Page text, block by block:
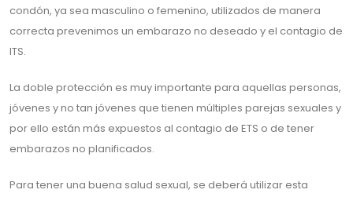
condón, ya sea masculino o femenino, utilizados de manera
correcta prevenimos un embarazo no deseado y el contagio de
ITS.
La doble protección es muy importante para aquellas personas,
jóvenes y no tan jóvenes que tienen múltiples parejas sexuales y
por ello están más expuestos al contagio de ETS o de tener
embarazos no planificados.
Para tener una buena salud sexual, se deberá utilizar esta